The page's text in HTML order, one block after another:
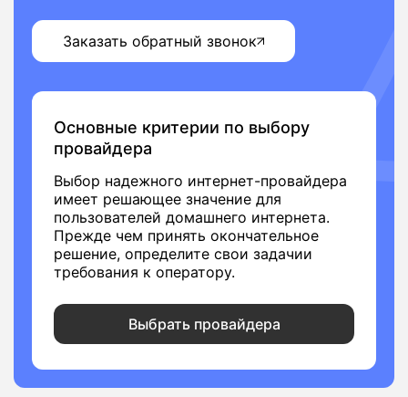
Заказать обратный звонок
Основные критерии по выбору
провайдера
Выбор надежного интернет-провайдера
имеет решающее значение для
пользователей домашнего интернета.
Прежде чем принять окончательное
решение, определите свои задачии
требования к оператору.
Выбрать провайдера